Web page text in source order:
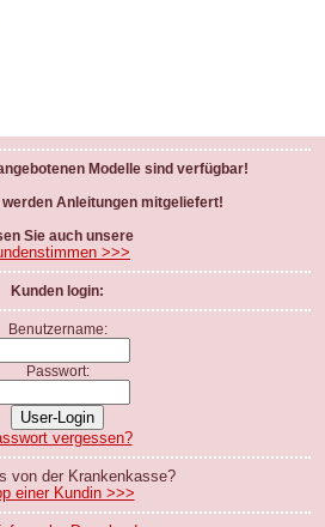
Modelle sind verfügbar!
werden Anleitungen mitgeliefert!
Sie auch unsere
>>>
Kunden login:
Benutzername:
Passwort:
vergessen?
von der Krankenkasse?
einer Kundin >>>